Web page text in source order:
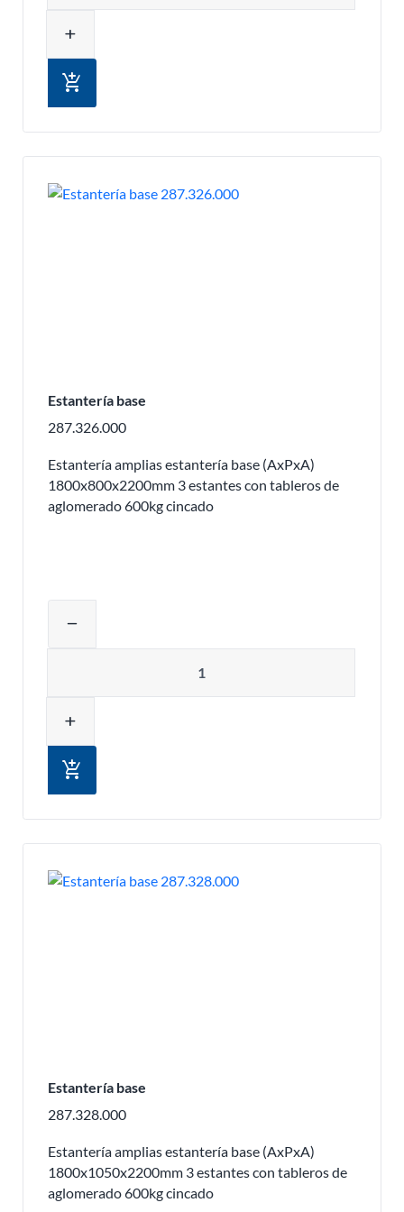
add
add_shopping_cart
Estantería base
287.326.000
Estantería amplias estantería base (AxPxA)
1800x800x2200mm 3 estantes con tableros de
aglomerado 600kg cincado
remove
add
add_shopping_cart
Estantería base
287.328.000
Estantería amplias estantería base (AxPxA)
1800x1050x2200mm 3 estantes con tableros de
aglomerado 600kg cincado